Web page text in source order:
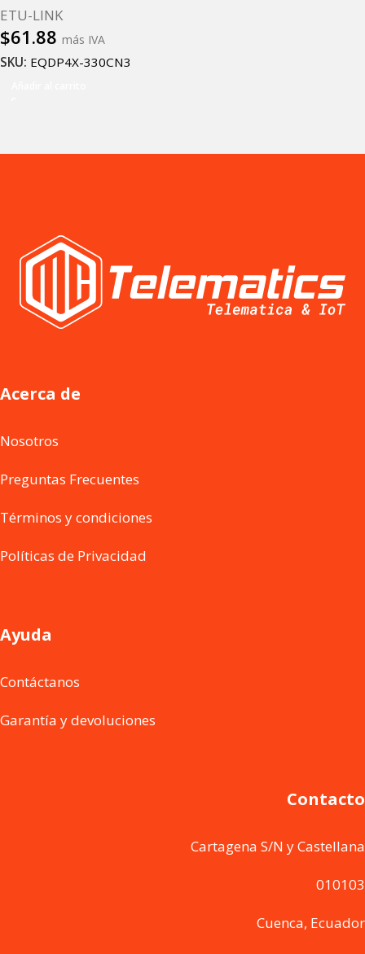
ETU-LINK
$61.88 más IVA
SKU: EQDP4X-330CN3
Acerca de
Nosotros
Preguntas Frecuentes
Términos y condiciones
Políticas de Privacidad
Ayuda
Contáctanos
Garantía y devoluciones
Contacto
Cartagena S/N y Castellana
010103
Cuenca, Ecuador